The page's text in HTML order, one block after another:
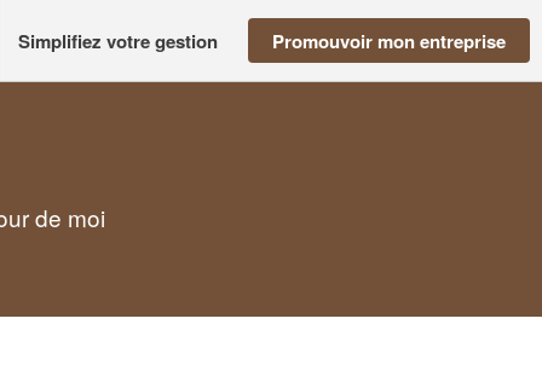
Simplifiez votre gestion Promouvoir mon entreprise
de moi